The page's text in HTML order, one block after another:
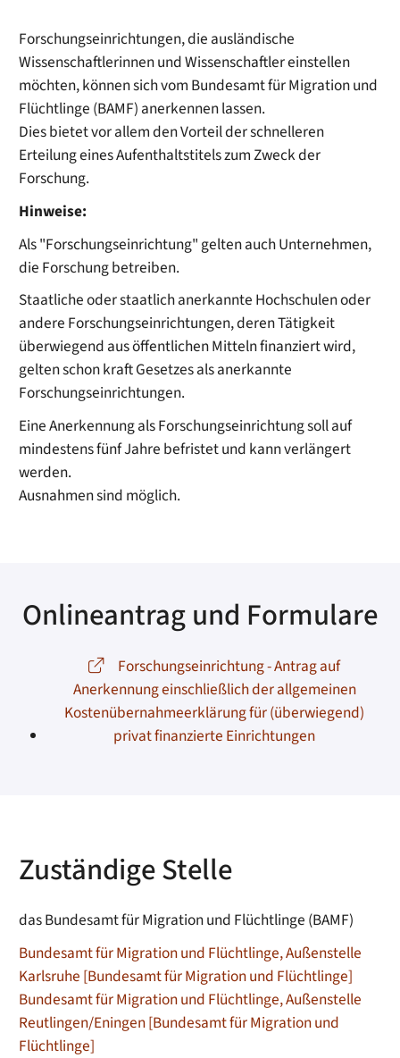
Forschungseinrichtungen, die ausländische
Wissenschaftlerinnen und Wissenschaftler einstellen
möchten, können sich vom Bundesamt für Migration und
Flüchtlinge (BAMF) anerkennen lassen.
Dies bietet vor allem den Vorteil der schnelleren
Erteilung eines Aufenthaltstitels zum Zweck der
Forschung.
Hinweise:
Als "Forschungseinrichtung" gelten auch Unternehmen,
die Forschung betreiben.
Staatliche oder staatlich anerkannte Hochschulen oder
andere Forschungseinrichtungen, deren Tätigkeit
überwiegend aus öffentlichen Mitteln finanziert wird,
gelten schon kraft Gesetzes als anerkannte
Forschungseinrichtungen.
Eine Anerkennung als Forschungseinrichtung soll auf
mindestens fünf Jahre befristet und kann verlängert
werden.
Ausnahmen sind möglich.
Onlineantrag und Formulare
Forschungseinrichtung - Antrag auf
Anerkennung einschließlich der allgemeinen
Kostenübernahmeerklärung für (überwiegend)
privat finanzierte Einrichtungen
Zuständige Stelle
das Bundesamt für Migration und Flüchtlinge (BAMF)
Bundesamt für Migration und Flüchtlinge, Außenstelle
Karlsruhe [Bundesamt für Migration und Flüchtlinge]
Bundesamt für Migration und Flüchtlinge, Außenstelle
Reutlingen/Eningen [Bundesamt für Migration und
Flüchtlinge]